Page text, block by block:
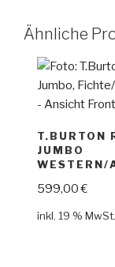
Ähnliche
T.BURTON
JUMBO
WESTERN/
599,00€
inkl. 19 % MwSt.